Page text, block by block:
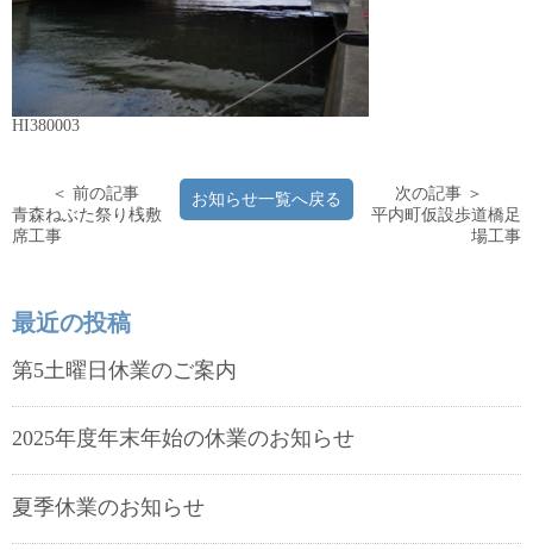
HI380003
＜ 前の記事
青森ねぶた祭り桟敷
席工事
お知らせ一覧へ戻る
次の記事 ＞
平内町仮設歩道橋足
場工事
最近の投稿
第5土曜日休業のご案内
2025年度年末年始の休業のお知らせ
夏季休業のお知らせ